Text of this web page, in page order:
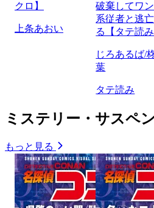
クロ】
上条あおい
破棄してワ
系従者と逃
る【タテ読み
じろあるば/
葉
タテ読み
ミステリー・サスペ
もっと見る